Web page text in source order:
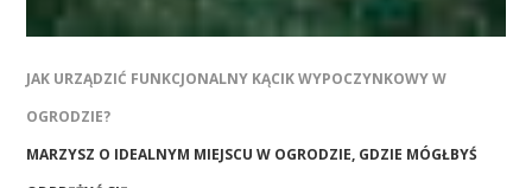
JAK URZĄDZIĆ FUNKCJONALNY KĄCIK WYPOCZYNKOWY W
OGRODZIE?
MARZYSZ O IDEALNYM MIEJSCU W OGRODZIE, GDZIE MÓGŁBYŚ